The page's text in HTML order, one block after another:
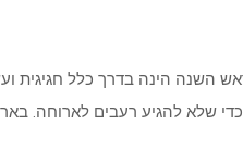
השנה הינה בדרך כלל חגיגית